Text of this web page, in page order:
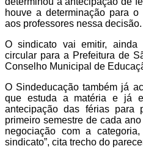
houve a determinação para
aos professores nessa decisão.
O sindicato vai emitir, ainda
circular para a Prefeitura de
Conselho Municipal de
O Sindeducação também já
que estuda a matéria e já
antecipação das férias para
primeiro semestre de cada
negociação com a
sindicato”, cita trecho do